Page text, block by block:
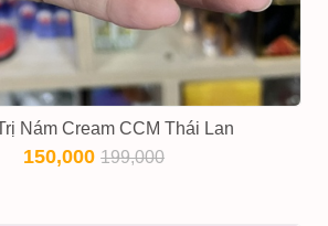
Nám Cream CCM Thái Lan
150,000199,000